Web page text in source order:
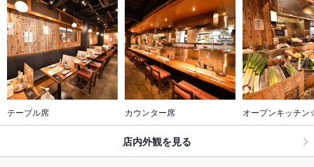
テーブル席 カウンター席 オープンキッチ
店内外観を見る